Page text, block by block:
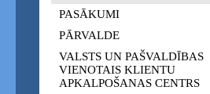
PASĀKUMI
PĀRVALDE
VALSTS UN PAŠVALDĪBAS
VIENOTAIS KLIENTU
APKALPOŠANAS CENTRS